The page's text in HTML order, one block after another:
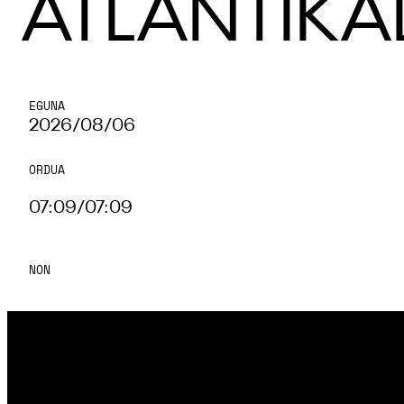
EGUNA
2026/08/06
ORDUA
07:09/07:09
NON